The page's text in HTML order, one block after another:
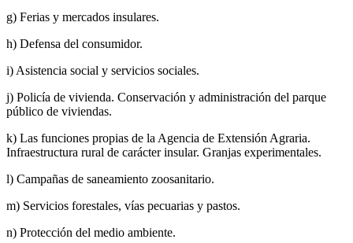
g) Ferias y mercados insulares.
h) Defensa del consumidor.
i) Asistencia social y servicios sociales.
j) Policía de vivienda. Conservación y administración del parque
público de viviendas.
k) Las funciones propias de la Agencia de Extensión Agraria.
Infraestructura rural de carácter insular. Granjas experimentales.
l) Campañas de saneamiento zoosanitario.
m) Servicios forestales, vías pecuarias y pastos.
n) Protección del medio ambiente.